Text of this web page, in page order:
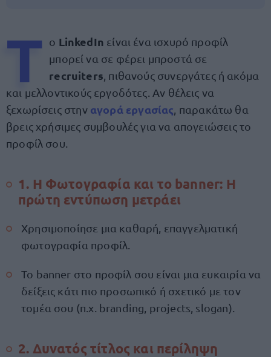
Τ ο LinkedIn είναι ένα ισχυρό προφίλ
μπορεί να σε φέρει μπροστά σε
recruiters , πιθανούς συνεργάτες ή ακόμα
και μελλοντικούς εργοδότες. Αν θέλεις να
ξεχωρίσεις στην αγορά εργασίας , παρακάτω θα
βρεις χρήσιμες συμβουλές για να απογειώσεις το
προφίλ σου.
1. Η Φωτογραφία και το banner: Η
πρώτη εντύπωση μετράει
Χρησιμοποίησε μια καθαρή, επαγγελματική
φωτογραφία προφίλ.
Το banner στο προφίλ σου είναι μια ευκαιρία να
δείξεις κάτι πιο προσωπικό ή σχετικό με τον
τομέα σου (π.χ. branding, projects, slogan).
2. Δυνατός τίτλος και περίληψη